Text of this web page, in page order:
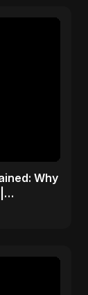
Why